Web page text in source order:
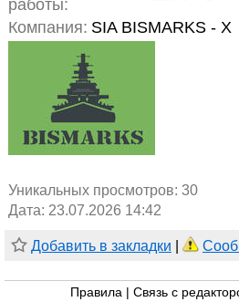
работы:
Компания: SIA BISMARKS - X
Уникальных просмотров: 30
Дата: 23.07.2026 14:42
Добавить в закладки
Правила Связь с